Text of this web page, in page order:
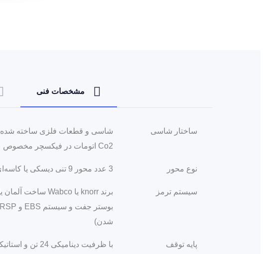
مشخصات فنی
ساختار شاسی
Co2 اتومات در فیکسچر مخصوص
نوع محور 3 عدد محور 9 تنی دیسکی یا کاسه‌ای با محور جلو مجهز به سیستم بالارونده
سیستم ترمز
شدن)
پایه توقف با ظرفیت دینامیکی 24 تن و استاتیکی 50 تن